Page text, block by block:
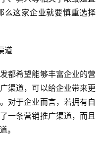
么这家企业就要慎重选择
道
都希望能够丰富企业的营
渠道，可以给企业带来更
对于企业而言，若拥有自
一条营销推广渠道，而且
。